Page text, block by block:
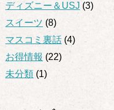
ディズニー＆USJ (3)
スイーツ (8)
マスコミ裏話 (4)
お得情報 (22)
未分類 (1)